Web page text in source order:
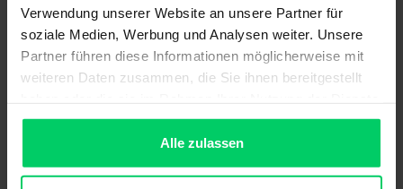
Verwendung unserer Website an unsere Partner für
soziale Medien, Werbung und Analysen weiter. Unsere
Partner führen diese Informationen möglicherweise mit
weiteren Daten zusammen, die Sie ihnen bereitgestellt
gesammelt haben.
Alle zulassen